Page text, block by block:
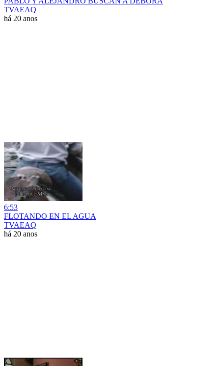
TVAEAQ
há 20 anos
6:53
FLOTANDO EN EL AGUA
TVAEAQ
há 20 anos